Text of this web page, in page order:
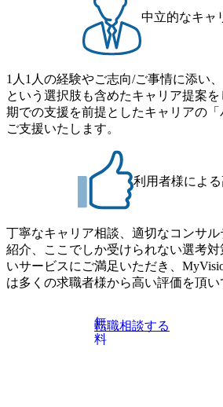
中立的なキャ
1人1人の経験やご志向/ご事情に添い
という選択肢も含めたキャリア提案
期での支援を前提としたキャリアの
ご支援いたします。
利用者様によ
丁寧なキャリア相談、適切なコンサ
紹介、ここでしか受けられない選考
いサービスにご満足いただき、
は多くの求職者様から高い評価を頂い
無
料
転職相談する